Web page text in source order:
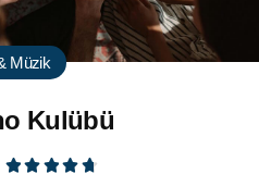
Müzik
Kulübü
    